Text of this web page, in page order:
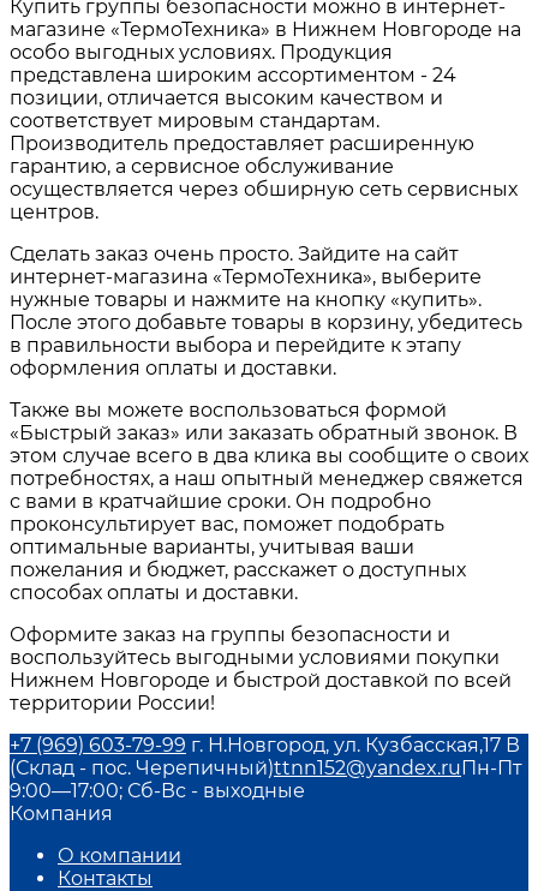
Купить группы безопасности можно в интернет-
магазине «ТермоТехника» в Нижнем Новгороде на
особо выгодных условиях. Продукция
представлена широким ассортиментом - 24
позиции, отличается высоким качеством и
соответствует мировым стандартам.
Производитель предоставляет расширенную
гарантию, а сервисное обслуживание
осуществляется через обширную сеть сервисных
центров.
Сделать заказ очень просто. Зайдите на сайт
интернет-магазина «ТермоТехника», выберите
нужные товары и нажмите на кнопку «купить».
После этого добавьте товары в корзину, убедитесь
в правильности выбора и перейдите к этапу
оформления оплаты и доставки.
Также вы можете воспользоваться формой
«Быстрый заказ» или заказать обратный звонок. В
этом случае всего в два клика вы сообщите о своих
потребностях, а наш опытный менеджер свяжется
с вами в кратчайшие сроки. Он подробно
проконсультирует вас, поможет подобрать
оптимальные варианты, учитывая ваши
пожелания и бюджет, расскажет о доступных
способах оплаты и доставки.
Оформите заказ на группы безопасности и
воспользуйтесь выгодными условиями покупки
Нижнем Новгороде и быстрой доставкой по всей
территории России!
+7 (969) 603-79-99 г. Н.Новгород, ул. Кузбасская,17 В
(Склад - пос. Черепичный)ttnn152@yandex.ruПн-Пт
9:00—17:00; Сб-Вс - выходные
Компания
О компании
Контакты